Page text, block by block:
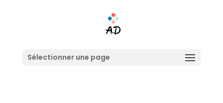
Sélectionner une page